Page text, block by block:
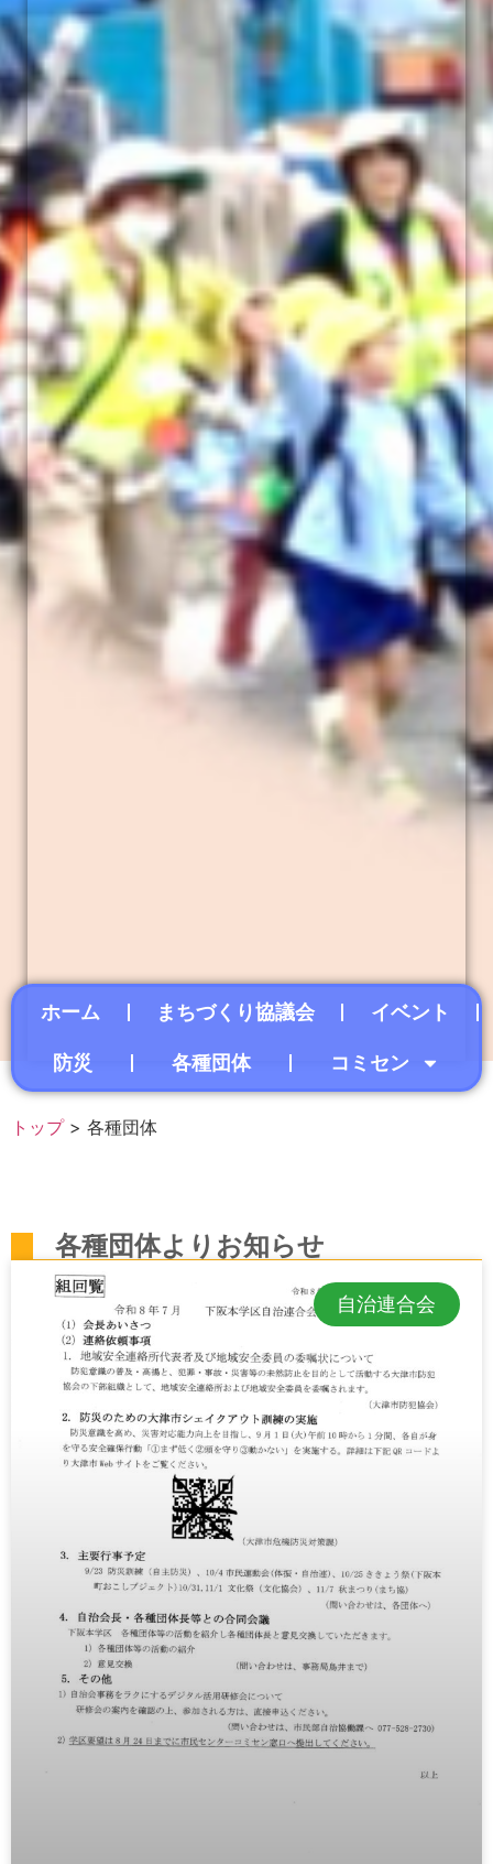
ホーム まちづくり協議会 イベント
防災 各種団体 コミセン
トップ> 各種団体
各種団体よりお知らせ
自治連合会